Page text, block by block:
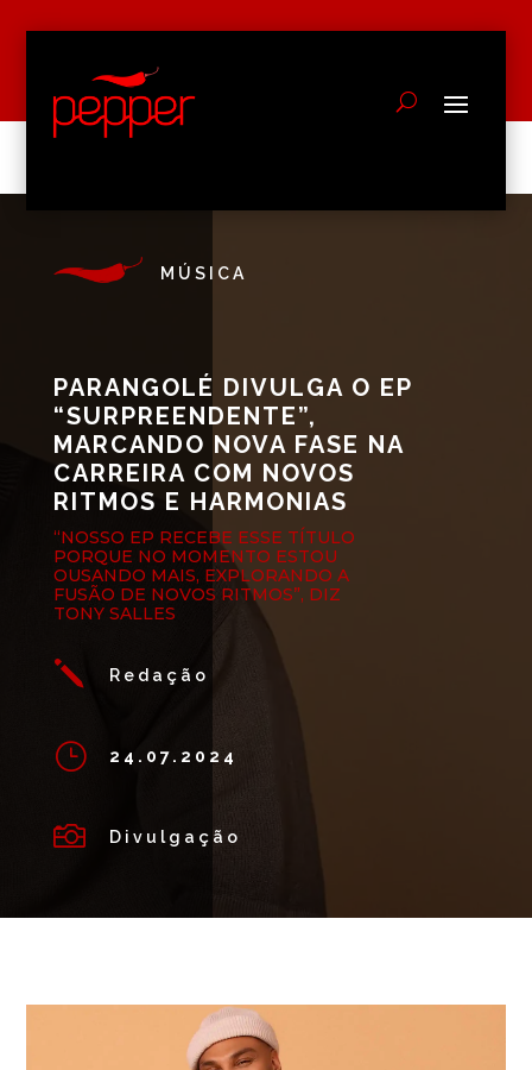
MÚSICA
PARANGOLÉ DIVULGA O EP
“SURPREENDENTE”,
MARCANDO NOVA FASE NA
CARREIRA COM NOVOS
RITMOS E HARMONIAS
“NOSSO EP RECEBE ESSE TÍTULO
PORQUE NO MOMENTO ESTOU
OUSANDO MAIS, EXPLORANDO A
FUSÃO DE NOVOS RITMOS”, DIZ
TONY SALLES
j Redação
} 24.07.2024
 Divulgação